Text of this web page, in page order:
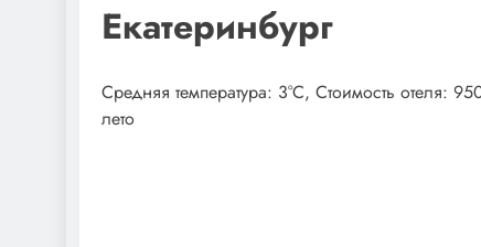
Екатеринбург
Средняя температура: 3°C, Стоимость отеля:
лето